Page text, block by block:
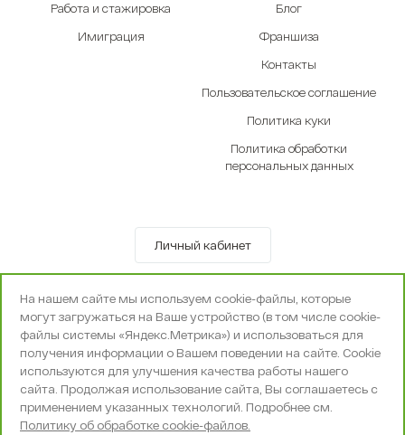
Работа и стажировка
Имиграция
Блог
Франшиза
Контакты
Пользовательское соглашение
Политика куки
Политика обработки
персональных данных
Личный кабинет
© OOO «Экселенте» 2010-2026 г.
Политика конфиденциальности
Поддержка и сопровождение -Вебпространство
На нашем сайте мы используем cookie-файлы, которые
могут загружаться на Ваше устройство (в том числе cookie-
файлы системы «Яндекс.Метрика») и использоваться для
получения информации о Вашем поведении на сайте. Cookie
используются для улучшения качества работы нашего
сайта. Продолжая использование сайта, Вы соглашаетесь с
применением указанных технологий. Подробнее см.
Политику об обработке cookie-файлов.